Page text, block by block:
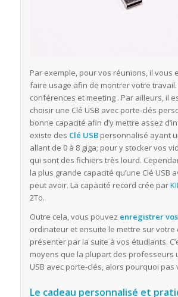
Par exemple, pour vos réunions, il vous
faire usage afin de montrer votre
conférences et meeting . Par ailleurs, il
choisir une Clé USB avec porte-clés
bonne capacité afin d’y mettre assez
existe des Clé USB personnalisé ayant
allant de 0 à 8 giga; pour y stocker vos
qui sont des fichiers très lourd.
la plus grande capacité qu’une Clé USB
peut avoir. La capacité record crée par
2To.
Outre cela, vous pouvez enregistrer
ordinateur et ensuite le mettre sur votre
présenter par la suite à vos étudiants.
moyens que la plupart des professeurs
USB avec porte-clés, alors pourquoi pas
Le cadeau personnalisé et